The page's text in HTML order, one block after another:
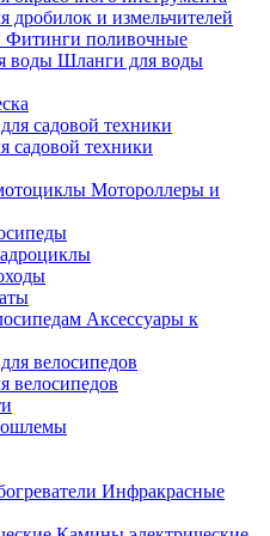
и измельчителей
поливочные
Шланги для воды
садовой техники
Мотороллеры и
Аксессуары к
велосипедов
Инфракрасные